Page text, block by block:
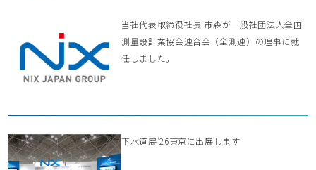
当社代表取締役社長 市森が一般社団法人全国
測量設計業協会連合会（全測連）の理事に就
任しました。
下水道展’26東京に出展します